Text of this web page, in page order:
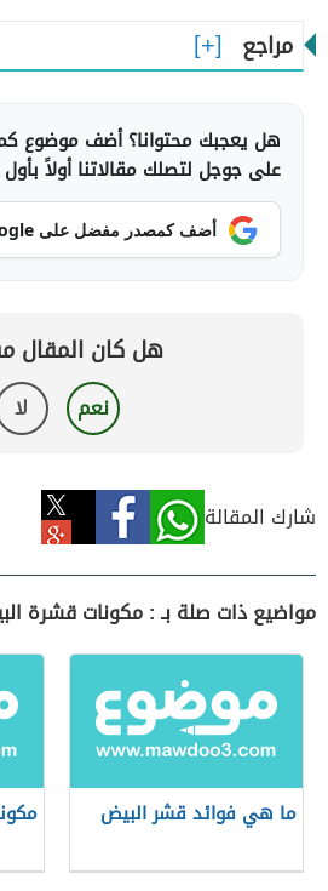
مراجع
هل يعجبك محتوانا؟ أضف موضوع
على جوجل لتصلك مقالاتنا أولاً
أضف كمصدر مفضل على Google
هل كان المقال
نعم لا
شارك المقالة
مواضيع ذات صلة بـ : مكونات قشرة
ما هي فوائد قشر البيض